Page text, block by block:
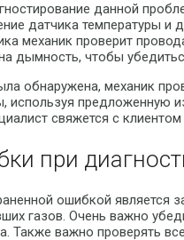
данной
датчика температуры
механик проверит
дымность, чтобы
обнаружена, механик
предложенную
свяжется с
при
ошибкой является
газов. Очень важно
Также важно проверять